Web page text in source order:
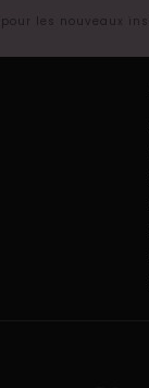
les nouveaux